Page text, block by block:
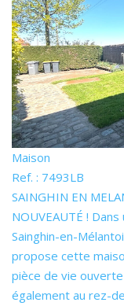
Maison
Ref. : 7493LB
SAINGHIN EN
NOUVEAUTÉ !
Sainghin-en-
propose cette
pièce de vie
également au rez-